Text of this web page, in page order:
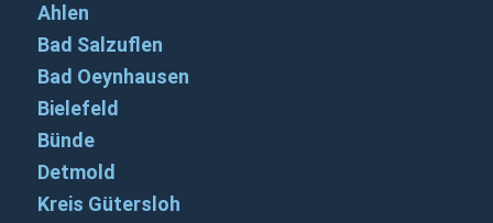
Ahlen
Bad Salzuflen
Bad Oeynhausen
Bielefeld
Bünde
Detmold
Kreis Gütersloh